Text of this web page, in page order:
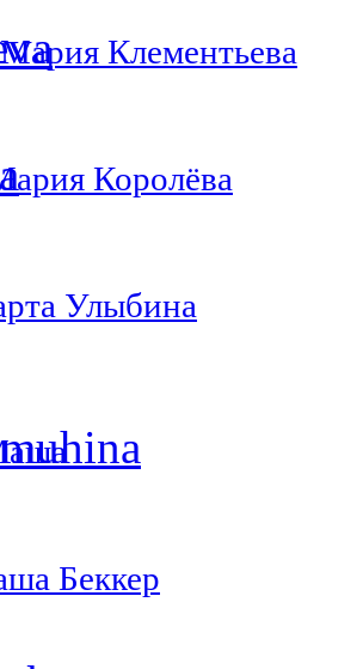
Мария Клементьева
Королёва
Улыбина
Беккер